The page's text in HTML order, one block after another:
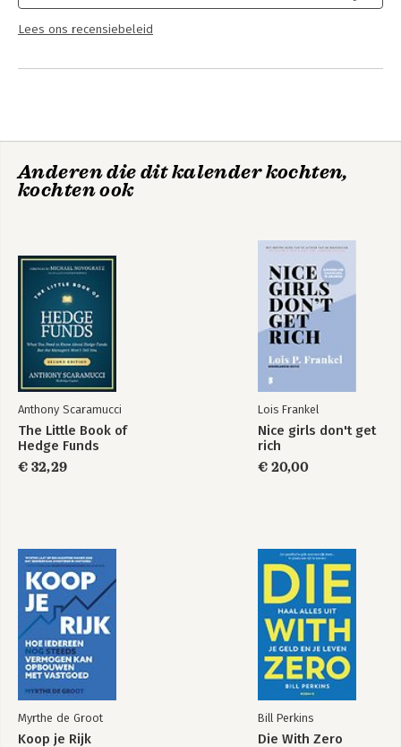
Lees ons recensiebeleid
Anderen die dit kalender kochten,
kochten ook
Anthony Scaramucci
The Little Book of
Hedge Funds
€ 32,29
Lois Frankel
Nice girls don't get
rich
€ 20,00
Myrthe de Groot
Koop je Rijk
Bill Perkins
Die With Zero